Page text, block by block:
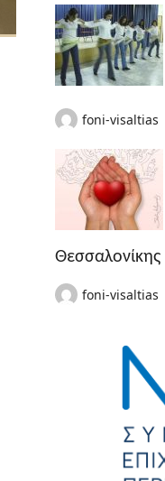
foni-visaltias
Θεσσαλονίκης
foni-visaltias